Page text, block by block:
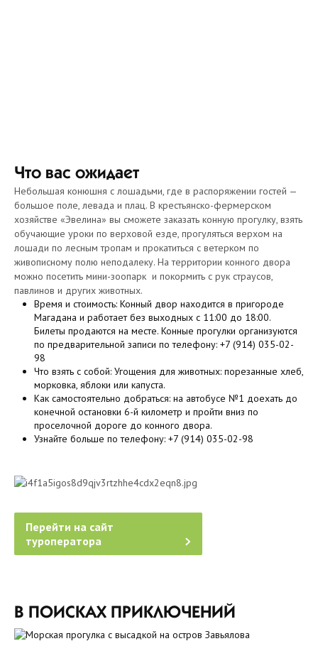
Что вас ожидает
Небольшая конюшня с лошадьми, где в распоряжении гостей —
большое поле, левада и плац. В крестьянско-фермерском
хозяйстве «Эвелина» вы сможете заказать конную прогулку, взять
обучающие уроки по верховой езде, прогуляться верхом на
лошади по лесным тропам и прокатиться с ветерком по
живописному полю неподалеку. На территории конного двора
можно посетить мини-зоопарк и покормить с рук страусов,
павлинов и других животных.
Время и стоимость: Конный двор находится в пригороде
Магадана и работает без выходных с 11:00 до 18:00.
Билеты продаются на месте. Конные прогулки организуются
по предварительной записи по телефону: +7 (914) 035-02-
98
Что взять с собой: Угощения для животных: порезанные хлеб,
морковка, яблоки или капуста.
Как самостоятельно добраться: на автобусе №1 доехать до
конечной остановки 6-й километр и пройти вниз по
проселочной дороге до конного двора.
Узнайте больше по телефону: +7 (914) 035-02-98
Перейти на сайт
туроператора
В ПОИСКАХ ПРИКЛЮЧЕНИЙ